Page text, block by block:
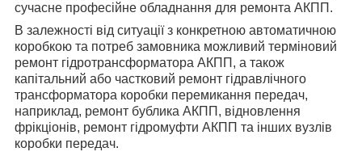
сучасне професійне обладнання для ремонта АКПП.
В залежності від ситуації з конкретною автоматичною
коробкою та потреб замовника можливий терміновий
ремонт гідротрансформатора АКПП, а також
капітальний або частковий ремонт гідравлічного
трансформатора коробки перемикання передач,
наприклад, ремонт бублика АКПП, відновлення
фрікціонів, ремонт гідромуфти АКПП та інших вузлів
коробки передач.